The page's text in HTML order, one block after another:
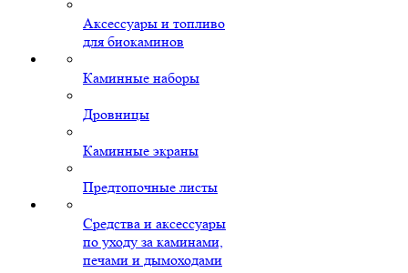
Аксессуары и топливо
для биокаминов
Каминные наборы
Дровницы
Каминные экраны
Предтопочные листы
Средства и аксессуары
по уходу за каминами,
печами и дымоходами